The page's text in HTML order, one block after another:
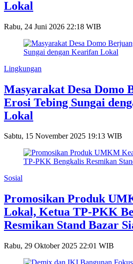
Lokal
Rabu, 24 Juni 2026 22:18 WIB
Lingkungan
Masyarakat Desa Domo
Erosi Tebing Sungai
Lokal
Sabtu, 15 November 2025 19:13 WIB
Sosial
Promosikan Produk
Lokal, Ketua TP-PKK
Resmikan Stand Bazar
Rabu, 29 Oktober 2025 22:01 WIB